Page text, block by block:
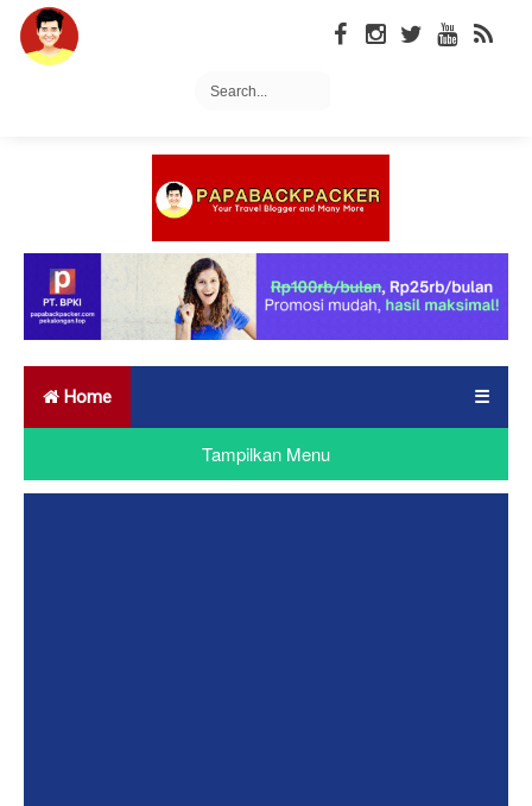
Home ☰
Tampilkan Menu